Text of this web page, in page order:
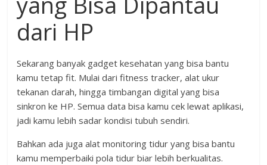
dari HP
Sekarang banyak gadget kesehatan yang bisa bantu
kamu tetap fit. Mulai dari fitness tracker, alat ukur
tekanan darah, hingga timbangan digital yang bisa
sinkron ke HP. Semua data bisa kamu cek lewat aplikasi,
jadi kamu lebih sadar kondisi tubuh sendiri.
Bahkan ada juga alat monitoring tidur yang bisa bantu
kamu memperbaiki pola tidur biar lebih berkualitas.